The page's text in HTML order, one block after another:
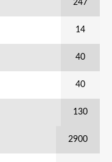
247
14
40
40
130
2900